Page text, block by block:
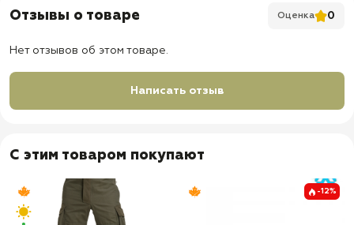
✅ Скрытый боковой карман на молнии между спинкой и главным
✅ Передняя и боковые стороны оборудованны системой Молле,
✅ Удобные регулируемые лямки шириной 6 см
✅ Прочные нейлоновые стропы
✅ Вентилируемые лямки и спинка
✅ Утягивающие стропы по бокам и центру, которые уменьшают
нагрузку на молнии, центральная стропа оснащена застежкой
Отзывы о товаре Оценка 0
Нет отзывов об этом товаре.
Написать отзыв
С этим товаром покупают
-12%